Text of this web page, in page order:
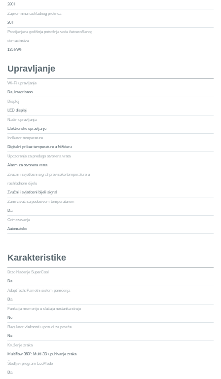
280 l
Zapremnina rashladnog pretinca
20 l
Procijenjena godišnja potrošnja vode četveročlanog
domaćinstva
135 kWh
Upravljanje
Wi-Fi upravljanje
Da, integrisano
Displej
LED displej
Način upravljanja
Elektronsko upravljanje
Indikator temperature
Digitalni prikaz temperature u frižideru
Upozorenje za predugo otvorena vrata
Alarm za otvorena vrata
Zvučni i svjetlosni signal previsoke temperature u
rashladnom dijelu
Zvučni i svjetlosni bijeli signal
Zamrzivač sa podesivom temperaturom
Da
Odmrzavanje
Automatsko
Karakteristike
Brzo hlađenje SuperCool
Da
AdaptTech: Pametni sistem pamćenja
Da
Funkcija memorije u slučaju nestanka struje
Ne
Regulator vlažnosti u posudi za povrće
Ne
Kruženje zraka
Multiflow 360°: Multi 3D upuhivanje zraka
Štedljivi program EcoMode
Da